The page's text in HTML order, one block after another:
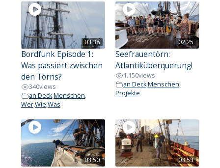
03:38
Bordfunk Episode 1:
Was passiert zwischen
den Törns?
340views
an Deck,Menschen,
Wer,Wie,Was
02:25
Seefrauentörn:
Atlantiküberquerung!
1.150views
an Deck,Menschen,
Projekte
03:50 03:53